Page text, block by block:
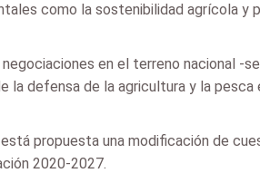
como la sostenibilidad agrícola y
en el terreno nacional -
la defensa de la agricultura y la pesca
propuesta una modificación de
2020-2027.